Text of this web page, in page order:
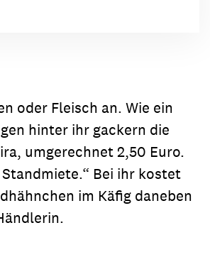
Fachpublikationen
Projektmaterial
oder Fleisch an. Wie ein
hinter ihr gackern die
umgerechnet 2,50 Euro.
Bei ihr kostet
im Käfig daneben